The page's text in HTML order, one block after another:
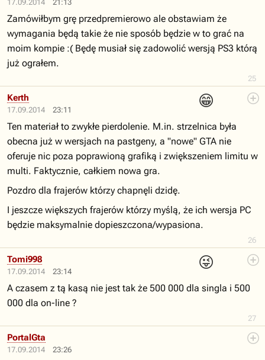
17.09.2014 21:13
25
Zamówiłbym grę przedpremierowo ale obstawiam że
wymagania będą takie że nie sposób będzie w to grać na
moim kompie :( Będę musiał się zadowolić wersją PS3 którą
już ograłem.
17.09.2014 23:11
😁
26
Kerth
Ten materiał to zwykłe pierdolenie. M.in. strzelnica była
obecna już w wersjach na pastgeny, a "nowe" GTA nie
oferuje nic poza poprawioną grafiką i zwiększeniem limitu w
multi. Faktycznie, całkiem nowa gra.
Pozdro dla frajerów którzy chapnęli dzidę.
I jeszcze większych frajerów którzy myślą, że ich wersja PC
będzie maksymalnie dopieszczona/wypasiona.
17.09.2014 23:14
😜
27
Tomi998
A czasem z tą kasą nie jest tak że 500 000 dla singla i 500
000 dla on-line ?
17.09.2014 23:26
PortalGta